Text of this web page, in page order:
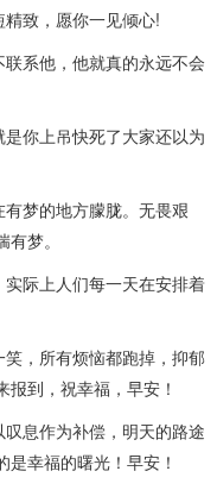
致，愿你一见倾心!
系他，他就真的永远不会
你上吊快死了大家还以为
梦的地方朦胧。无畏艰
梦。
际上人们每一天在安排着
，所有烦恼都跑掉，抑郁
到，祝幸福，早安！
息作为补偿，明天的路途
幸福的曙光！早安！